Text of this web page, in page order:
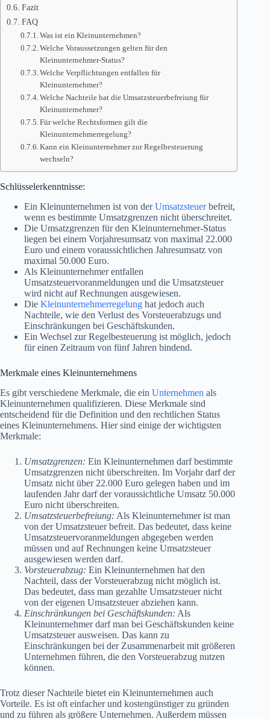
Fazit
FAQ
Was ist ein Kleinunternehmen?
Welche Voraussetzungen gelten für den
Kleinunternehmer-Status?
Welche Verpflichtungen entfallen für
Kleinunternehmer?
Welche Nachteile hat die Umsatzsteuerbefreiung für
Kleinunternehmer?
Für welche Rechtsformen gilt die
Kleinunternehmerregelung?
Kann ein Kleinunternehmer zur Regelbesteuerung
wechseln?
Schlüsselerkenntnisse:
Ein Kleinunternehmen ist von derUmsatzsteuerbefreit,
wenn es bestimmte Umsatzgrenzen nicht überschreitet.
Die Umsatzgrenzen für den Kleinunternehmer-Status
liegen bei einem Vorjahresumsatz von maximal 22.000
Euro und einem voraussichtlichen Jahresumsatz von
maximal 50.000 Euro.
Als Kleinunternehmer entfallen
Umsatzsteuervoranmeldungen und die Umsatzsteuer
wird nicht auf Rechnungen ausgewiesen.
Die Kleinunternehmerregelung hat jedoch auch
Nachteile, wie den Verlust des Vorsteuerabzugs und
Einschränkungen bei Geschäftskunden.
Ein Wechsel zur Regelbesteuerung ist möglich, jedoch
für einen Zeitraum von fünf Jahren bindend.
Merkmale eines Kleinunternehmens
Es gibt verschiedene Merkmale, die ein Unternehmen als
Kleinunternehmen qualifizieren. Diese Merkmale sind
entscheidend für die Definition und den rechtlichen Status
eines Kleinunternehmens. Hier sind einige der wichtigsten
Merkmale:
Umsatzgrenzen: Ein Kleinunternehmen darf bestimmte
Umsatzgrenzen nicht überschreiten. Im Vorjahr darf der
Umsatz nicht über 22.000 Euro gelegen haben und im
laufenden Jahr darf der voraussichtliche Umsatz 50.000
Euro nicht überschreiten.
Umsatzsteuerbefreiung: Als Kleinunternehmer ist man
von der Umsatzsteuer befreit. Das bedeutet, dass keine
Umsatzsteuervoranmeldungen abgegeben werden
müssen und auf Rechnungen keine Umsatzsteuer
ausgewiesen werden darf.
Vorsteuerabzug: Ein Kleinunternehmen hat den
Nachteil, dass der Vorsteuerabzug nicht möglich ist.
Das bedeutet, dass man gezahlte Umsatzsteuer nicht
von der eigenen Umsatzsteuer abziehen kann.
Einschränkungen bei Geschäftskunden: Als
Kleinunternehmer darf man bei Geschäftskunden keine
Umsatzsteuer ausweisen. Das kann zu
Einschränkungen bei der Zusammenarbeit mit größeren
Unternehmen führen, die den Vorsteuerabzug nutzen
können.
Trotz dieser Nachteile bietet ein Kleinunternehmen auch
Vorteile. Es ist oft einfacher und kostengünstiger zu gründen
und zu führen als größere Unternehmen. Außerdem müssen